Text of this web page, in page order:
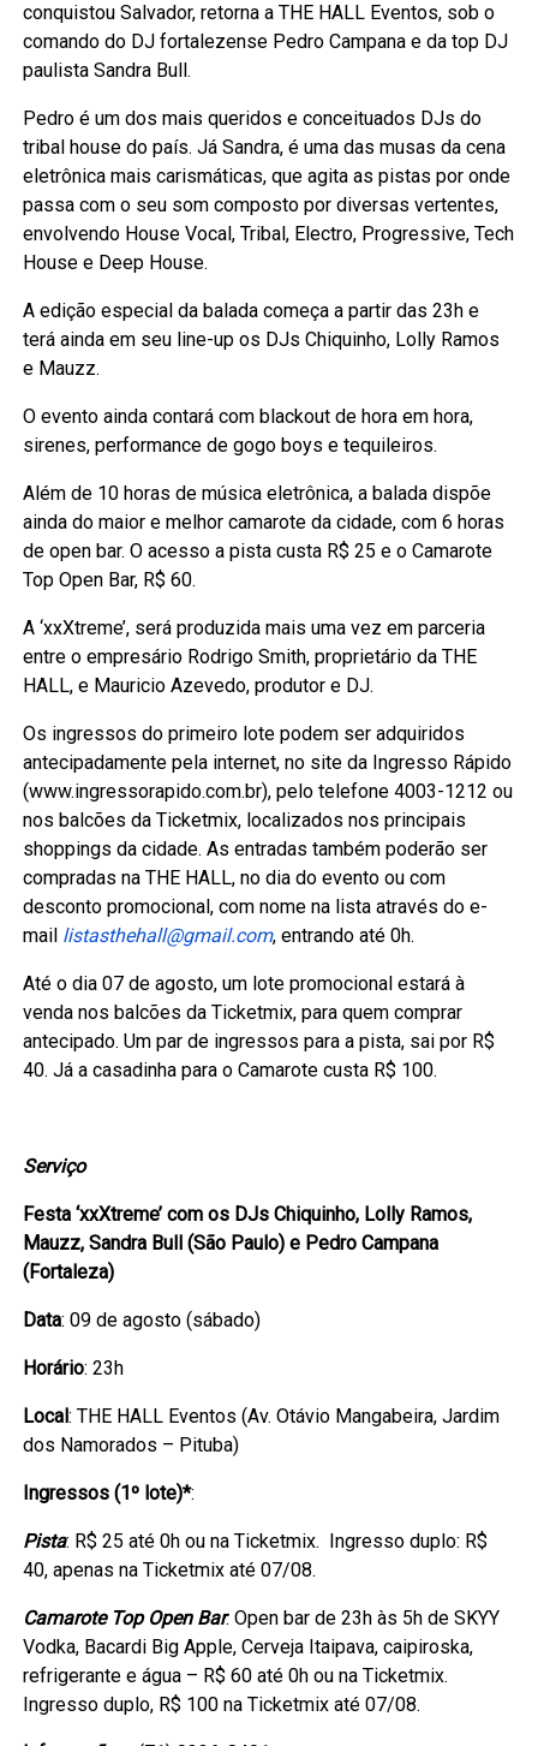
conquistou Salvador, retorna a THE HALL Eventos, sob o
comando do DJ fortalezense Pedro Campana e da top DJ
paulista Sandra Bull.
Pedro é um dos mais queridos e conceituados DJs do
tribal house do país. Já Sandra, é uma das musas da cena
eletrônica mais carismáticas, que agita as pistas por onde
passa com o seu som composto por diversas vertentes,
envolvendo House Vocal, Tribal, Electro, Progressive, Tech
House e Deep House.
A edição especial da balada começa a partir das 23h e
terá ainda em seu line-up os DJs Chiquinho, Lolly Ramos
e Mauzz.
O evento ainda contará com blackout de hora em hora,
sirenes, performance de gogo boys e tequileiros.
Além de 10 horas de música eletrônica, a balada dispõe
ainda do maior e melhor camarote da cidade, com 6 horas
de open bar. O acesso a pista custa R$ 25 e o Camarote
Top Open Bar, R$ 60.
A ‘xxXtreme’, será produzida mais uma vez em parceria
entre o empresário Rodrigo Smith, proprietário da THE
HALL, e Mauricio Azevedo, produtor e DJ.
Os ingressos do primeiro lote podem ser adquiridos
antecipadamente pela internet, no site da Ingresso Rápido
(www.ingressorapido.com.br), pelo telefone 4003-1212 ou
nos balcões da Ticketmix, localizados nos principais
shoppings da cidade. As entradas também poderão ser
compradas na THE HALL, no dia do evento ou com
desconto promocional, com nome na lista através do e-
mail listasthehall@gmail.com, entrando até 0h.
Até o dia 07 de agosto, um lote promocional estará à
venda nos balcões da Ticketmix, para quem comprar
antecipado. Um par de ingressos para a pista, sai por R$
40. Já a casadinha para o Camarote custa R$ 100.
Serviço
Festa ‘xxXtreme’ com os DJs Chiquinho, Lolly Ramos,
Mauzz, Sandra Bull (São Paulo) e Pedro Campana
(Fortaleza)
Data: 09 de agosto (sábado)
Horário: 23h
Local: THE HALL Eventos (Av. Otávio Mangabeira, Jardim
dos Namorados – Pituba)
Ingressos (1º lote)*:
Pista: R$ 25 até 0h ou na Ticketmix. Ingresso duplo: R$
40, apenas na Ticketmix até 07/08.
Camarote Top Open Bar: Open bar de 23h às 5h de SKYY
Vodka, Bacardi Big Apple, Cerveja Itaipava, caipiroska,
refrigerante e água – R$ 60 até 0h ou na Ticketmix.
Ingresso duplo, R$ 100 na Ticketmix até 07/08.